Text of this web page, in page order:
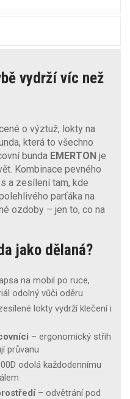
vydrží víc než
o výztuž, lokty na
která to všechno
bunda EMERTON je
Kombinace pevného
a zesílení tam, kde
parťáka na
ozdoby – jen to, co na
jako dělaná?
na mobil po ruce,
odolný vůči oděru
lokty vydrží klečení i
– ergonomický střih
průvanu
odolá každodennímu
– odvětrání pod